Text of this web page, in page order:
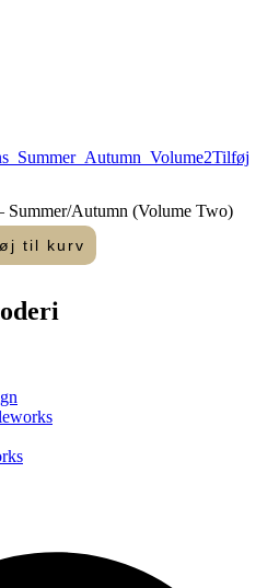
Tilføj
Summer/Autumn (Volume Two)
til kurv